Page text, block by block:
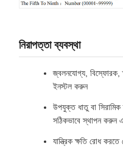
নিরাপত্তা ব্যবস্থা
জ্বলনযোগ্য, বিস্ফোরক,
ইনস্টল করুন
উপযুক্ত ধাতু বা সিরামিক
সঠিকভাবে স্থাপন করুন
যান্ত্রিক ক্ষতি রোধ করতে